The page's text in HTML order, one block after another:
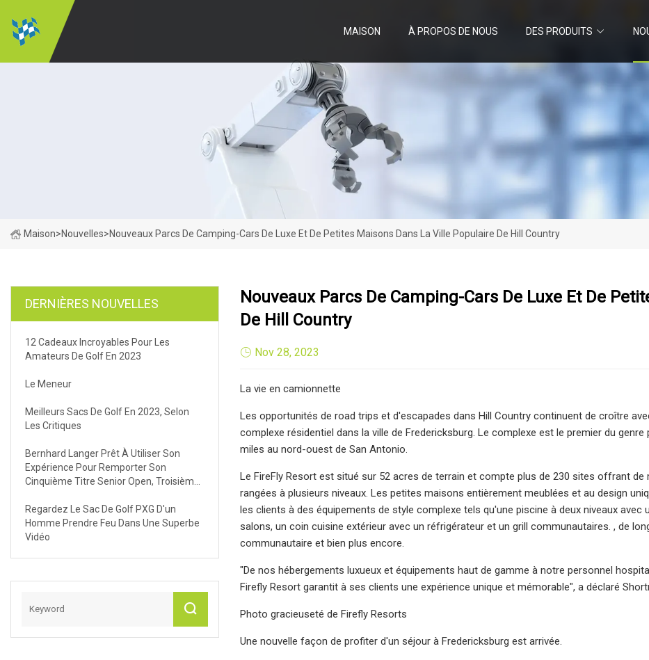
MAISON À PROPOS DE NOUS DES PRODUITS
Maison>Nouvelles>Nouveaux Parcs De Camping-Cars De Luxe Et De Petites Maisons Dans La Ville Populaire De Hill Country
DERNIÈRES NOUVELLES
12 Cadeaux Incroyables Pour Les
Amateurs De Golf En 2023
Le Meneur
Meilleurs Sacs De Golf En 2023, Selon
Les Critiques
Bernhard Langer Prêt À Utiliser Son
Expérience Pour Remporter Son
Cinquième Titre Senior Open, Troisième
Regardez Le Sac De Golf PXG D'un
Homme Prendre Feu Dans Une Superbe
Vidéo
Nouveaux Parcs De Camping-Cars De Luxe Et De
De Hill Country
Nov 28, 2023
La vie en camionnette
Les opportunités de road trips et d'escapades dans Hill Country continuent de croître
complexe résidentiel dans la ville de Fredericksburg. Le complexe est le premier du
miles au nord-ouest de San Antonio.
Le FireFly Resort est situé sur 52 acres de terrain et compte plus de 230 sites offrant de
rangées à plusieurs niveaux. Les petites maisons entièrement meublées et au design
les clients à des équipements de style complexe tels qu'une piscine à deux niveaux
salons, un coin cuisine extérieur avec un réfrigérateur et un grill communautaires. , de
communautaire et bien plus encore.
"De nos hébergements luxueux et équipements haut de gamme à notre personnel
Firefly Resort garantit à ses clients une expérience unique et mémorable", a déclaré
Photo gracieuseté de Firefly Resorts
Une nouvelle façon de profiter d'un séjour à Fredericksburg est arrivée.